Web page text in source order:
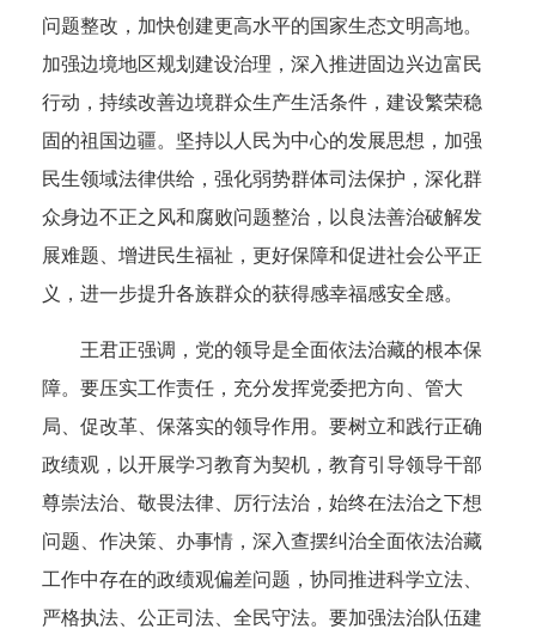
问题整改，加快创建更高水平的国家生态文明高地。
加强边境地区规划建设治理，深入推进固边兴边富民
行动，持续改善边境群众生产生活条件，建设繁荣稳
固的祖国边疆。坚持以人民为中心的发展思想，加强
民生领域法律供给，强化弱势群体司法保护，深化群
众身边不正之风和腐败问题整治，以良法善治破解发
展难题、增进民生福祉，更好保障和促进社会公平正
义，进一步提升各族群众的获得感幸福感安全感。
王君正强调，党的领导是全面依法治藏的根本保
障。要压实工作责任，充分发挥党委把方向、管大
局、促改革、保落实的领导作用。要树立和践行正确
政绩观，以开展学习教育为契机，教育引导领导干部
尊崇法治、敬畏法律、厉行法治，始终在法治之下想
问题、作决策、办事情，深入查摆纠治全面依法治藏
工作中存在的政绩观偏差问题，协同推进科学立法、
严格执法、公正司法、全民守法。要加强法治队伍建